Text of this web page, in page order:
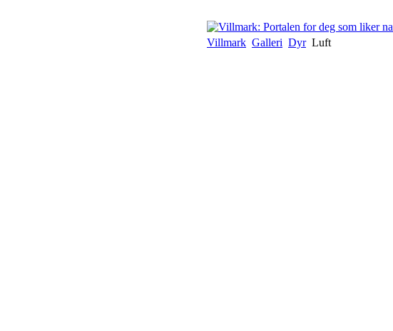
Villmark Galleri Dyr Luft